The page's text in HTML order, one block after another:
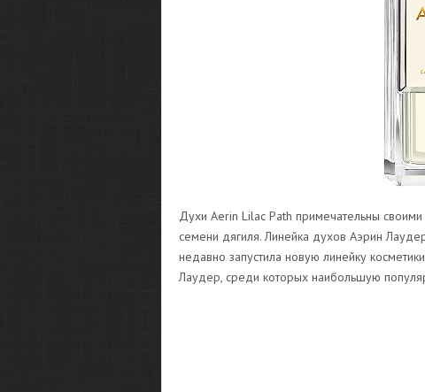
Духи Aerin Lilac Path примечательны
семени дягиля. Линейка духов Аэрин
недавно запустила новую линейку
Лаудер, среди которых наибольшую